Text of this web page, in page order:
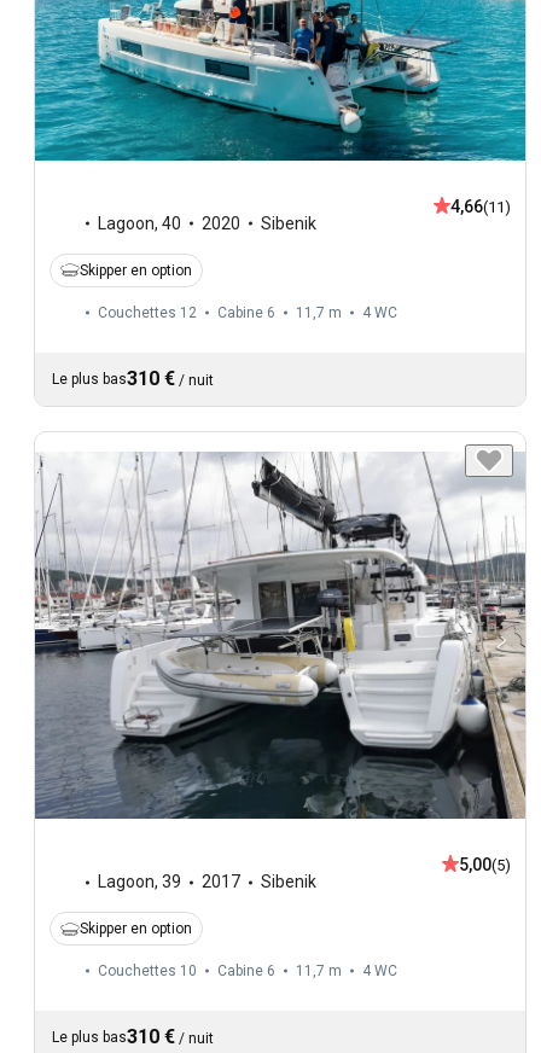
Lagoon, 40 2020 Sibenik
4,66(11)
Skipper en option
Couchettes 12 Cabine 6 11,7 m 4 WC
Le plus bas310 € / nuit
Lagoon, 39 2017 Sibenik
5,00(5)
Skipper en option
Couchettes 10 Cabine 6 11,7 m 4 WC
Le plus bas310 € / nuit